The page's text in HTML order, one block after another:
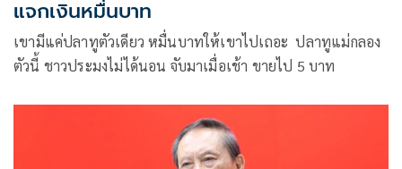
แจกเงินหมื่นบาท
เขามีแค่ปลาทูตัวเดียว หมื่นบาทให้เขาไปเถอะ ปลาทูแม่กลอง
ตัวนี้ ชาวประมงไม่ได้นอน จับมาเมื่อเช้า ขายไป 5 บาท